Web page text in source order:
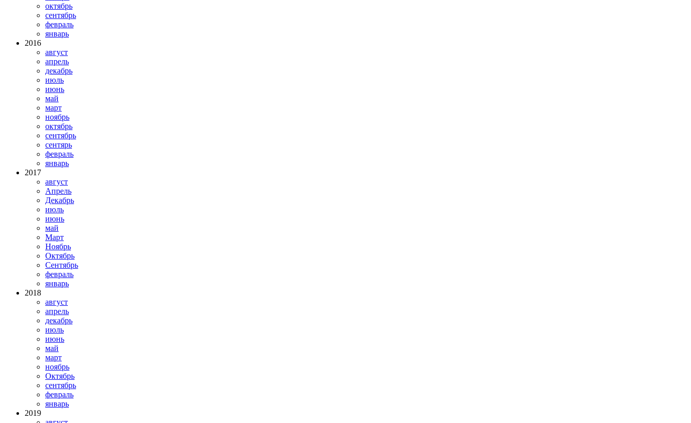
октябрь
сентябрь
февраль
январь
2016
август
апрель
декабрь
июль
июнь
май
март
ноябрь
октябрь
сентябрь
сентярь
февраль
январь
2017
август
Апрель
Декабрь
июль
июнь
май
Март
Ноябрь
Октябрь
Сентябрь
февраль
январь
2018
август
апрель
декабрь
июль
июнь
май
март
ноябрь
Октябрь
сентябрь
февраль
январь
2019